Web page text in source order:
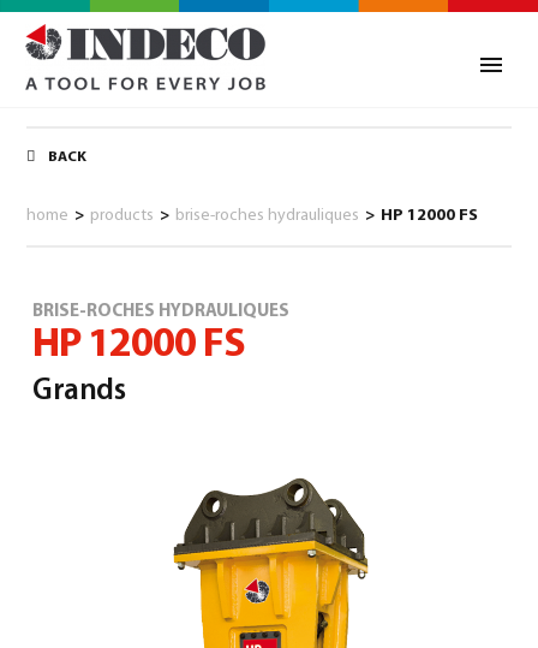
0
BACK
home > products > brise-roches hydrauliques > HP 12000 FS
BRISE-ROCHES HYDRAULIQUES
HP 12000 FS
Grands